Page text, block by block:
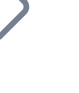
e comercialize